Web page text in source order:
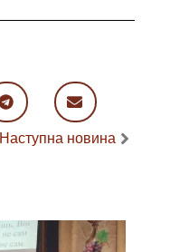
Наступна новина